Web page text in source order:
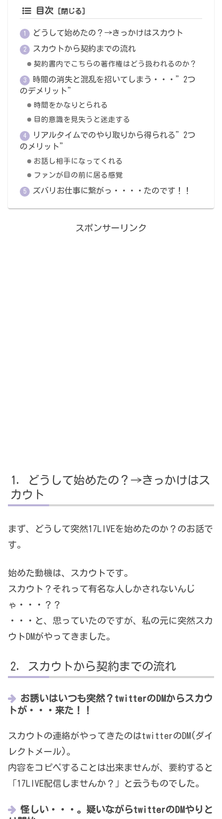
目次
どうして始めたの？→きっかけはスカウト
スカウトから契約までの流れ
契約書内でこちらの著作権はどう扱われるのか？
時間の消失と混乱を招いてしまう・・・”2つ
のデメリット”
時間をかなりとられる
目的意識を見失うと迷走する
リアルタイムでのやり取りから得られる”2つ
のメリット”
お話し相手になってくれる
ファンが目の前に居る感覚
ズバリお仕事に繋がっ・・・・たのです！！
スポンサーリンク
どうして始めたの？→きっかけはス
カウト
まず、どうして突然17LIVEを始めたのか？のお話で
す。
始めた動機は、スカウトです。
スカウト？それって有名な人しかされないんじ
ゃ・・・？？
・・・と、思っていたのですが、私の元に突然スカ
ウトDMがやってきました。
スカウトから契約までの流れ
お誘いはいつも突然？twitterのDMからスカウ
トが・・・来た！！
スカウトの連絡がやってきたのはtwitterのDM(ダイ
レクトメール)。
内容をコピペすることは出来ませんが、要約すると
「17LIVE配信しませんか？」と云うものでした。
怪しい・・・。疑いながらtwitterのDMやりと